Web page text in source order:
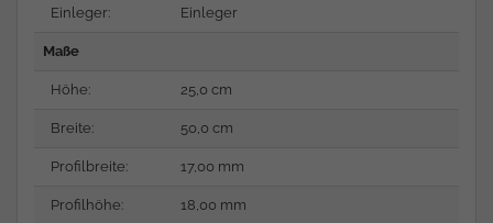
Einleger: Einleger
Maße
Höhe: 25,0 cm
Breite: 50,0 cm
Profilbreite: 17,00 mm
Profilhöhe: 18,00 mm